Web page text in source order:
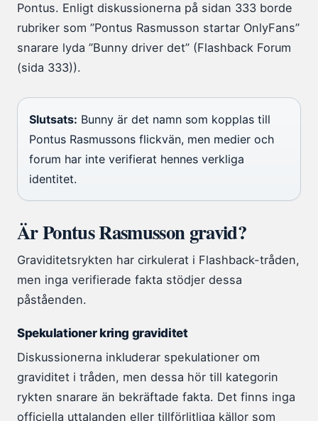
Pontus. Enligt diskussionerna på sidan 333 borde
rubriker som ”Pontus Rasmusson startar OnlyFans”
snarare lyda ”Bunny driver det” (Flashback Forum
(sida 333)).
Slutsats: Bunny är det namn som kopplas till
Pontus Rasmussons flickvän, men medier och
forum har inte verifierat hennes verkliga
identitet.
Är Pontus Rasmusson gravid?
Graviditetsrykten har cirkulerat i Flashback-tråden,
men inga verifierade fakta stödjer dessa
påståenden.
Spekulationer kring graviditet
Diskussionerna inkluderar spekulationer om
graviditet i tråden, men dessa hör till kategorin
rykten snarare än bekräftade fakta. Det finns inga
officiella uttalanden eller tillförlitliga källor som